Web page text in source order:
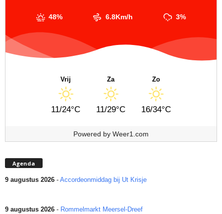
48% 6.8Km/h 3%
Vrij
11/24°C
Za
11/29°C
Zo
16/34°C
Powered by Weer1.com
Agenda
9 augustus 2026 - Accordeonmiddag bij Ut Krisje
9 augustus 2026 - Rommelmarkt Meersel-Dreef